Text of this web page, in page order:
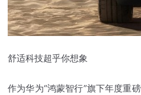
舒适科技超乎你想象
作为华为“鸿蒙智行”旗下年度重